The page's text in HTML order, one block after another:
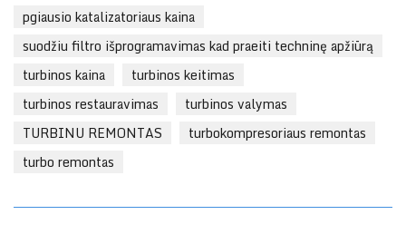
pgiausio katalizatoriaus kaina
suodžiu filtro išprogramavimas kad praeiti techninę apžiūrą
turbinos kaina
turbinos keitimas
turbinos restauravimas
turbinos valymas
TURBINU REMONTAS
turbokompresoriaus remontas
turbo remontas